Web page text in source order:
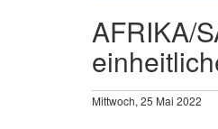
AFRIKA/
Mittwoch, 25 Mai 2022